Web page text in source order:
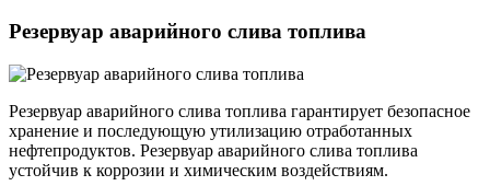
Резервуар аварийного слива топлива
Резервуар аварийного слива топлива гарантирует безопасное
хранение и последующую утилизацию отработанных
нефтепродуктов. Резервуар аварийного слива топлива
устойчив к коррозии и химическим воздействиям.